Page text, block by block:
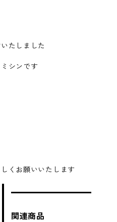
たしました
シンです
くお願いいたします
関連商品